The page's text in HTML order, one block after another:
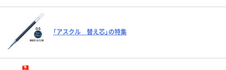
「アスクル 替え芯」の特集